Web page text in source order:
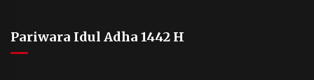
Pariwara Idul Adha 1442 H